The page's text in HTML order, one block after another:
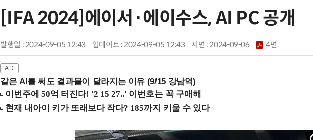
[IFA 2024]에이서·에이수스, AI PC 공개
발행일 : 2024-09-05 12:43 업데이트 : 2024-09-05 12:43 지면 :2024-09-06 4면
같은 AI를 써도 결과물이 달라지는 이유 (9/15 강남역)